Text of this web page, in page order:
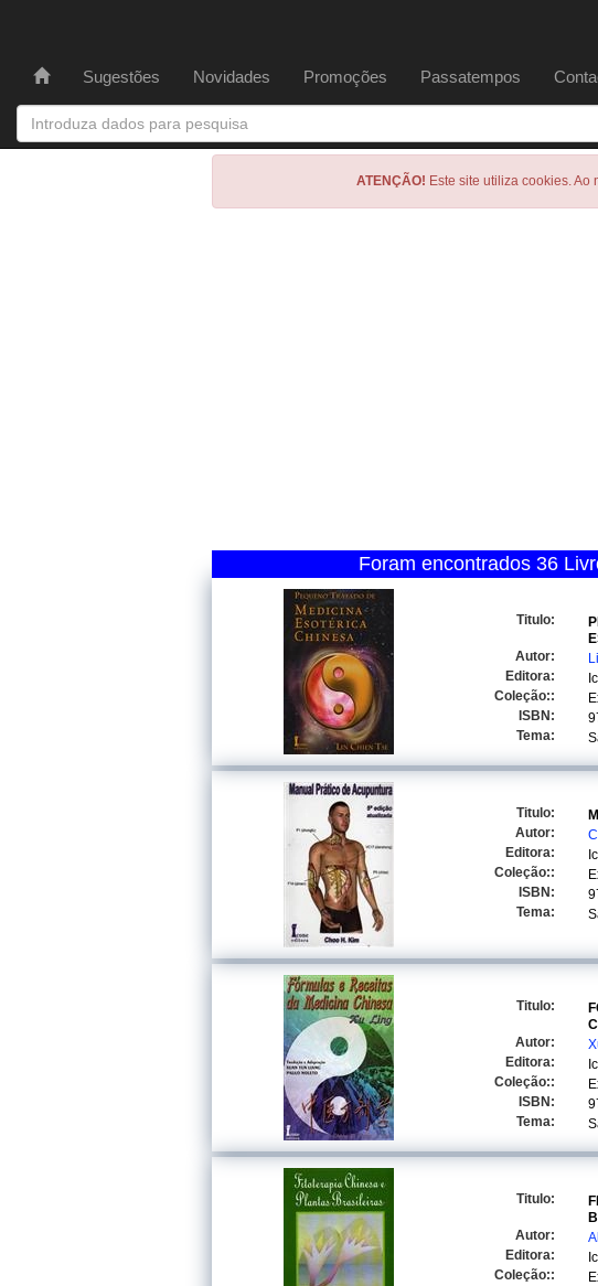
Sugestões Novidades Promoções Passatempos
ATENÇÃO! Este site utiliza cookies.
Foram encontrados 36
Titulo:
Autor:
Editora:
Coleção::
ISBN:
Tema:
Titulo:
Autor:
Editora:
Coleção::
ISBN:
Tema:
Titulo:
Autor:
Editora:
Coleção::
ISBN:
Tema:
Titulo:
Autor:
Editora:
Coleção::